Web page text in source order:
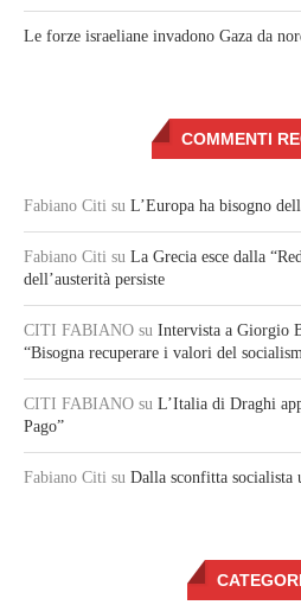
Le forze israeliane invadono Gaza da
COMMENTI
Fabiano Citi su L’Europa ha bisogno
Fabiano Citi su La Grecia esce dalla
dell’austerità persiste
CITI FABIANO su Intervista a Giorgio
“Bisogna recuperare i valori del
CITI FABIANO su L’Italia di Draghi
Pago”
Fabiano Citi su Dalla sconfitta socialista